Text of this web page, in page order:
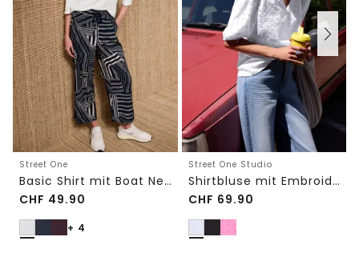
Street One
Basic Shirt mit Boat Neck und Elastikbund
CHF 49.90
+ 4
Street One Studio
Shirtbluse mit Embroidery-Front
CHF 69.90